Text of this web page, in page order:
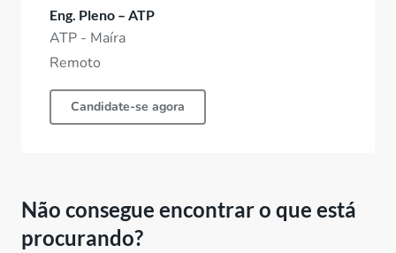
Eng. Pleno – ATP
ATP - Maíra
Remoto
Candidate-se agora
Não consegue encontrar o que está
procurando?